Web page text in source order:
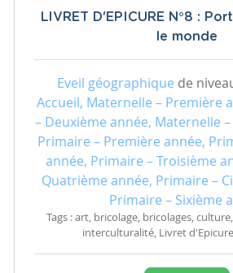
LIVRET D'EPICURE N°8 :
le monde
Eveil géographique de
Accueil, Maternelle – Première
– Deuxième année, Maternelle
Primaire – Première année,
année, Primaire – Troisième
Quatrième année, Primaire –
Primaire – Sixième
Tags : art, bricolage, bricolages,
interculturalité, Livret